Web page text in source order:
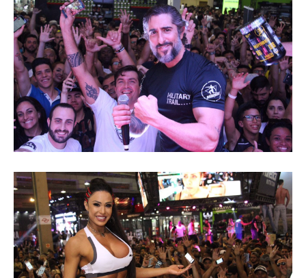
Saúde
Ensaios
Concursos
Moda
Praia
Contato